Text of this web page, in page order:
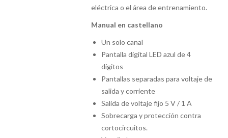
eléctrica o el área de entrenamiento.
Manual en castellano
Un solo canal
Pantalla digital LED azul de 4
dígitos
Pantallas separadas para voltaje de
salida y corriente
Salida de voltaje fijo 5 V / 1 A
Sobrecarga y protección contra
cortocircuitos.